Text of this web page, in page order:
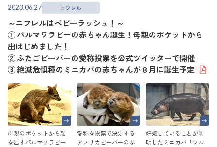
2023.06.27 ニフレル
～ニフレルはベビーラッシュ！～
① パルマワラビーの赤ちゃん誕生！母親のポケットから
出はじめました！
② ふたごビーバーの愛称投票を公式ツイッターで開催
③ 絶滅危惧種のミニカバの赤ちゃんが 8 月に誕生予定
母親のポケットから顔
を出すパルマワラビー
愛称を投票で決定する
アメリカビーバーのふ
妊娠していることが判
明したミニカバ「フル